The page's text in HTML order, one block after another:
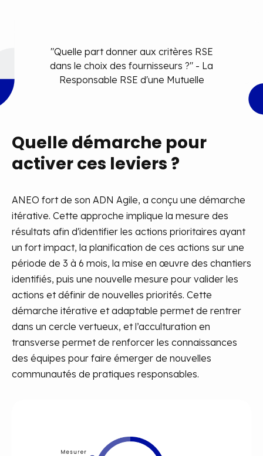
"Quelle part donner aux critères RSE
dans le choix des fournisseurs ?" - La
Responsable RSE d'une Mutuelle
Quelle démarche pour
activer ces leviers ?
ANEO fort de son ADN Agile, a conçu une démarche
itérative. Cette approche implique la mesure des
résultats afin d'identifier les actions prioritaires ayant
un fort impact, la planification de ces actions sur une
période de 3 à 6 mois, la mise en œuvre des chantiers
identifiés, puis une nouvelle mesure pour valider les
actions et définir de nouvelles priorités. Cette
démarche itérative et adaptable permet de rentrer
dans un cercle vertueux, et l’acculturation en
transverse permet de renforcer les connaissances
des équipes pour faire émerger de nouvelles
communautés de pratiques responsables.